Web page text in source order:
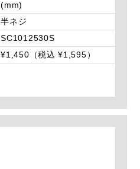
(mm)
半ネジ
SC1012530S
¥1,450（税込 ¥1,595）